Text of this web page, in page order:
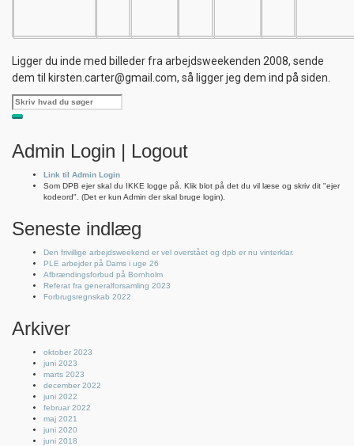
Ligger du inde med billeder fra arbejdsweekenden 2008, sende
dem til kirsten.carter@gmail.com, så ligger jeg dem ind på siden.
Admin Login | Logout
Link til Admin Login
Som DPB ejer skal du IKKE logge på. Klik blot på det du vil læse og skriv dit "ejer
kodeord". (Det er kun Admin der skal bruge login).
Seneste indlæg
Den frivillige arbejdsweekend er vel overstået og dpb er nu vinterklar.
PLE arbejder på Dams i uge 26
Afbrændingsforbud på Bornholm
Referat fra generalforsamling 2023
Forbrugsregnskab 2022
Arkiver
oktober 2023
juni 2023
marts 2023
december 2022
juni 2022
februar 2022
maj 2021
juni 2020
juni 2018